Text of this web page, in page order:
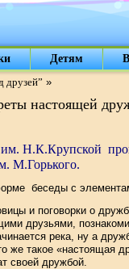
Детям
друзей” »
настоящей
Н.К.Крупской
М.Горького.
беседы с
и поговорки о
друзьями,
река, ну а
же такое «настоящая
своей дружбой.